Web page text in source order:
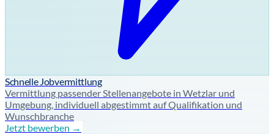
Schnelle Jobvermittlung
Vermittlung passender Stellenangebote in Wetzlar und
Umgebung, individuell abgestimmt auf Qualifikation und
Wunschbranche
Jetzt bewerben →